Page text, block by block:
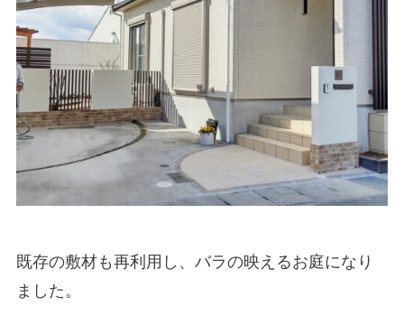
既存の敷材も再利用し、バラの映えるお庭になり
ました。